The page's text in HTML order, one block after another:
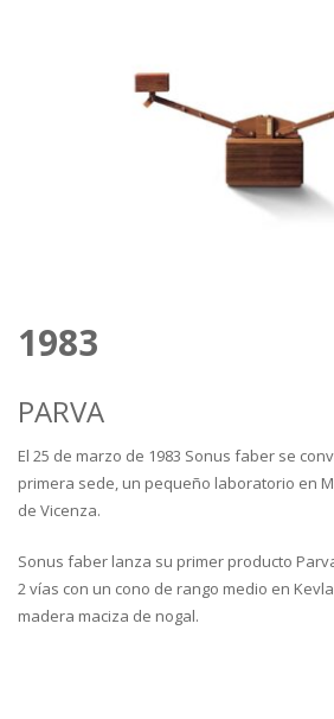
1983
PARVA
El 25 de marzo de 1983 Sonus faber se
primera sede, un pequeño laboratorio en
de Vicenza.
Sonus faber lanza su primer producto
2 vías con un cono de rango medio en
madera maciza de nogal.